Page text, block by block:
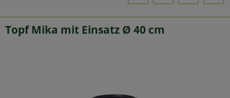
Topf Mika mit Einsatz Ø 40 cm